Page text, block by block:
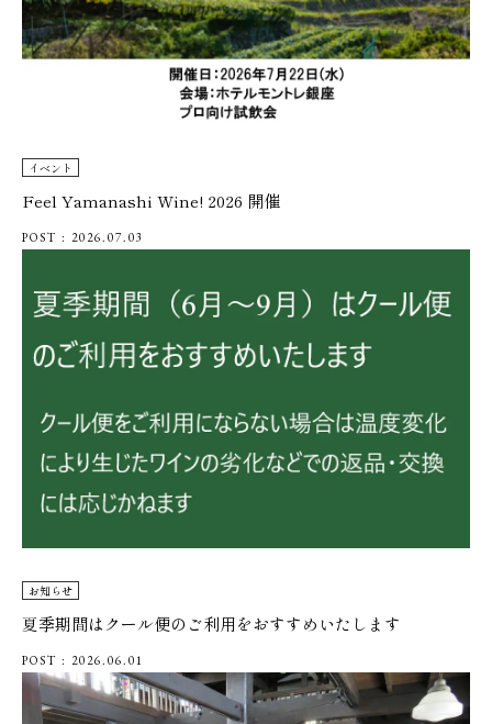
イベント
Feel Yamanashi Wine! 2026 開催
POST : 2026.07.03
お知らせ
夏季期間はクール便のご利用をおすすめいたします
POST : 2026.06.01